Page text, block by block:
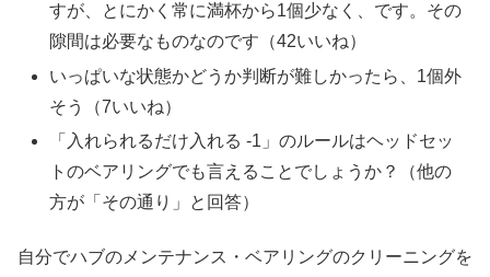
すが、とにかく常に満杯から1個少なく、です。その
隙間は必要なものなのです（42いいね）
いっぱいな状態かどうか判断が難しかったら、1個外
そう（7いいね）
「入れられるだけ入れる -1」のルールはヘッドセッ
トのベアリングでも言えることでしょうか？（他の
方が「その通り」と回答）
自分でハブのメンテナンス・ベアリングのクリーニングを